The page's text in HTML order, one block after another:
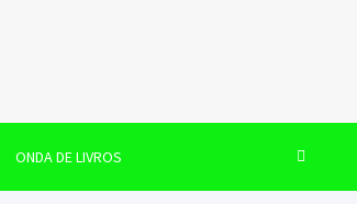
ONDA DE LIVROS